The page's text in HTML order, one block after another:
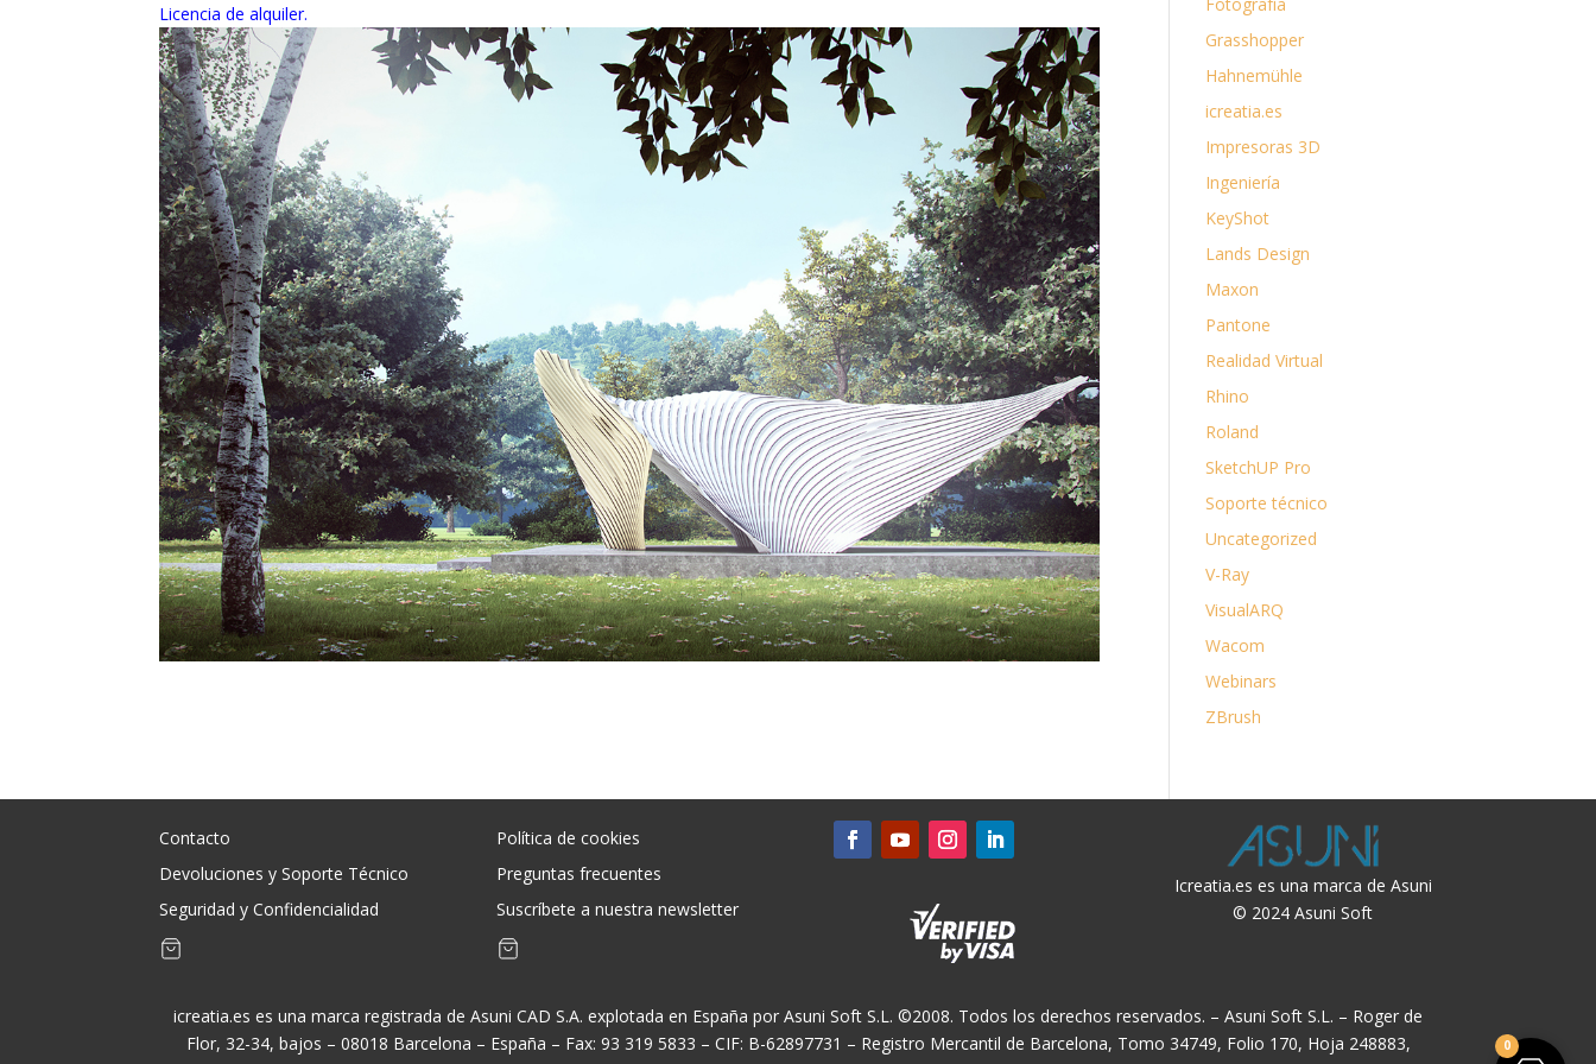
Licencia de alquiler.
Grasshopper
Hahnemühle
icreatia.es
Impresoras 3D
Ingeniería
KeyShot
Lands Design
Maxon
Pantone
Realidad Virtual
Rhino
Roland
SketchUP Pro
Soporte técnico
Uncategorized
V-Ray
VisualARQ
Wacom
Webinars
ZBrush
Contacto
Devoluciones y Soporte Técnico
Seguridad y Confidencialidad
Política de cookies
Preguntas frecuentes
Suscríbete a nuestra newsletter
Icreatia.es es una marca de Asuni
© 2024 Asuni Soft
icreatia.es es una marca registrada de Asuni CAD S.A. explotada en España por Asuni Soft S.L. ©2008. Todos los derechos reservados. – Asuni Soft S.L. – Roger de
Flor, 32-34, bajos – 08018 Barcelona – España – Fax: 93 319 5833 – CIF: B-62897731 – Registro Mercantil de Barcelona, Tomo 34749, Folio 170, Hoja 248883,
0